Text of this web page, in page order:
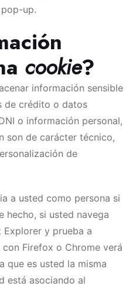
up.
cookie?
información sensible
de crédito o datos
o información personal,
son de carácter técnico,
de
a usted como persona si
hecho, si usted navega
Explorer y prueba a
Firefox o Chrome verá
que es usted la misma
está asociando al